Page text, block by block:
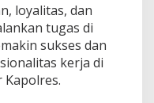
loyalitas, dan
tugas di
sukses dan
kerja di